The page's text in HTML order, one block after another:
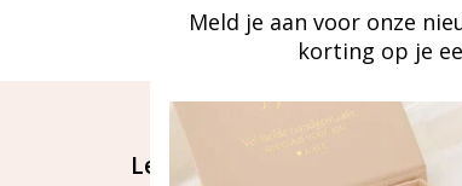
Let's stay in touch
Meld je aan voor onze
korting op je